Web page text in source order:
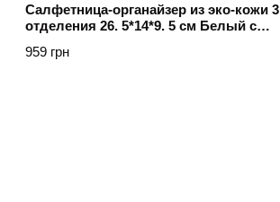
Салфетница-органайзер из эко-кожи 3
отделения 26. 5*14*9. 5 см Белый с
959 грн